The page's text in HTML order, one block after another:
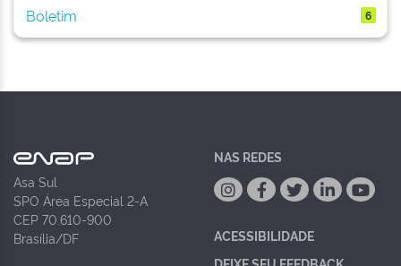
Boletim 6
Asa Sul
SPO Área Especial 2-A
CEP 70.610-900
Brasília/DF
NAS REDES
ACESSIBILIDADE